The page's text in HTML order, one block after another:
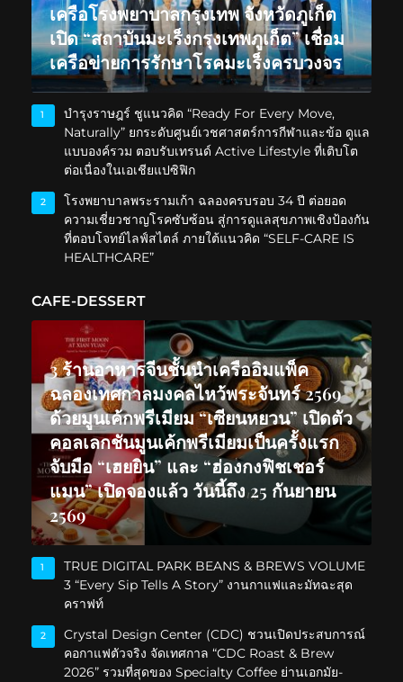
เครือโรงพยาบาลกรุงเทพ จังหวัดภูเก็ต
เปิด “สถาบันมะเร็งกรุงเทพภูเก็ต” เชื่อม
เครือข่ายการรักษาโรคมะเร็งครบวงจร
1
บำรุงราษฎร์ ชูแนวคิด “Ready For Every Move,
Naturally” ยกระดับศูนย์เวชศาสตร์การกีฬาและข้อ ดูแล
แบบองค์รวม ตอบรับเทรนด์ Active Lifestyle ที่เติบโต
ต่อเนื่องในเอเชียแปซิฟิก
2
โรงพยาบาลพระรามเก้า ฉลองครบรอบ 34 ปี ต่อยอด
ความเชี่ยวชาญโรคซับซ้อน สู่การดูแลสุขภาพเชิงป้องกัน
ที่ตอบโจทย์ไลฟ์สไตล์ ภายใต้แนวคิด “SELF-CARE IS
HEALTHCARE”
CAFE-DESSERT
3 ร้านอาหารจีนชั้นนำเครืออิมแพ็ค
ฉลองเทศกาลมงคลไหว้พระจันทร์ 2569
ด้วยมูนเค้กพรีเมียม “เซียนหยวน” เปิดตัว
คอลเลกชันมูนเค้กพรีเมียมเป็นครั้งแรก
จับมือ “เฮยยิน” และ “ฮ่องกงฟิชเชอร์
แมน” เปิดจองแล้ว วันนี้ถึง 25 กันยายน
2569
1
TRUE DIGITAL PARK BEANS & BREWS VOLUME
3 “Every Sip Tells A Story” งานกาแฟและมัทฉะสุด
คราฟท์
2
Crystal Design Center (CDC) ชวนเปิดประสบการณ์
คอกาแฟตัวจริง จัดเทศกาล “CDC Roast & Brew
2026” รวมที่สุดของ Specialty Coffee ย่านเอกมัย-